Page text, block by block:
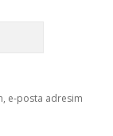
e-posta adresim